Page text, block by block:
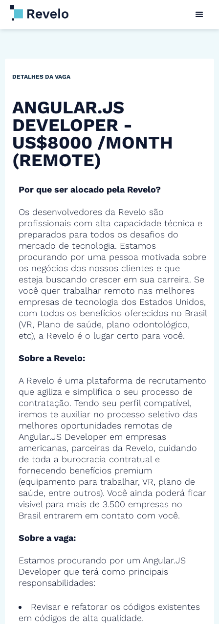
DETALHES DA VAGA
ANGULAR.JS
DEVELOPER -
US$8000 /MONTH
(REMOTE)
Por que ser alocado pela Revelo?
Os desenvolvedores da Revelo são
profissionais com alta capacidade técnica e
preparados para todos os desafios do
mercado de tecnologia. Estamos
procurando por uma pessoa motivada sobre
os negócios dos nossos clientes e que
esteja buscando crescer em sua carreira. Se
você quer trabalhar remoto nas melhores
empresas de tecnologia dos Estados Unidos,
com todos os benefícios oferecidos no Brasil
(VR, Plano de saúde, plano odontológico,
etc), a Revelo é o lugar certo para você.
Sobre a Revelo:
A Revelo é uma plataforma de recrutamento
que agiliza e simplifica o seu processo de
contratação. Tendo seu perfil compatível,
iremos te auxiliar no processo seletivo das
melhores oportunidades remotas de
Angular.JS Developer em empresas
americanas, parceiras da Revelo, cuidando
de toda a burocracia contratual e
fornecendo benefícios premium
(equipamento para trabalhar, VR, plano de
saúde, entre outros). Você ainda poderá ficar
visível para mais de 3.500 empresas no
Brasil entrarem em contato com você.
Sobre a vaga:
Estamos procurando por um Angular.JS
Developer que terá como principais
responsabilidades:
Revisar e refatorar os códigos existentes
em códigos de alta qualidade.